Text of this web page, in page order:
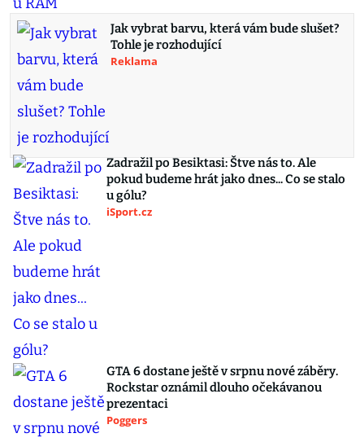
Jak vybrat barvu, která vám bude slušet?
Tohle je rozhodující
Reklama
Zadražil po Besiktasi: Štve nás to. Ale
pokud budeme hrát jako dnes... Co se stalo
u gólu?
iSport.cz
GTA 6 dostane ještě v srpnu nové záběry.
Rockstar oznámil dlouho očekávanou
prezentaci
Poggers